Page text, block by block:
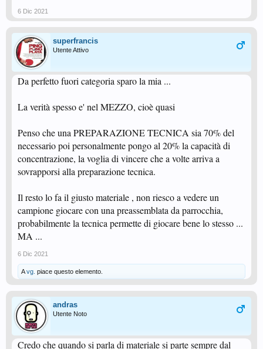
6 Dic 2021
superfrancis
Utente Attivo
Da perfetto fuori categoria sparo la mia ...
La verità spesso e' nel MEZZO, cioè quasi
Penso che una PREPARAZIONE TECNICA sia 70% del
necessario poi personalmente pongo al 20% la capacità di
concentrazione, la voglia di vincere che a volte arriva a
sovrapporsi alla preparazione tecnica.
Il resto lo fa il giusto materiale , non riesco a vedere un
campione giocare con una preassemblata da parrocchia,
probabilmente la tecnica permette di giocare bene lo stesso ...
MA ...
6 Dic 2021
Avg. piace questo elemento.
andras
Utente Noto
Credo che quando si parla di materiale si parte sempre dal